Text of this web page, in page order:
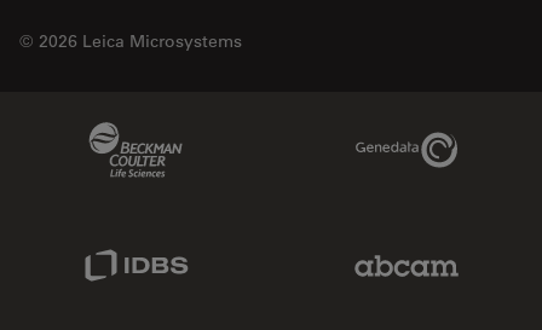
© 2026 Leica Microsystems
Genedata Link